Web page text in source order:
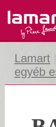
Lamart
Lamart
egyéb